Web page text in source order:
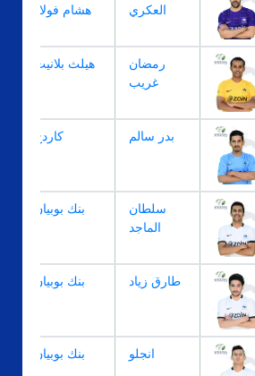
العكري
هشام فولاذ
رمضان
غريب
هيلث بلانيت
بدر سالم كاردج
سلطان
الماجد
بنك بوبيان
طارق زياد بنك بوبيان
انجلو بنك بوبيان